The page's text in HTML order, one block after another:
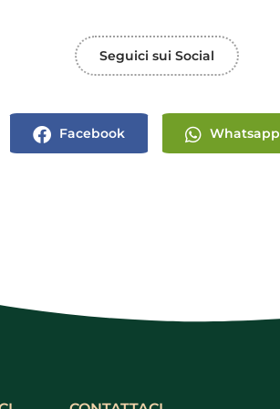
Seguici sui Social
Facebook Whatsapp